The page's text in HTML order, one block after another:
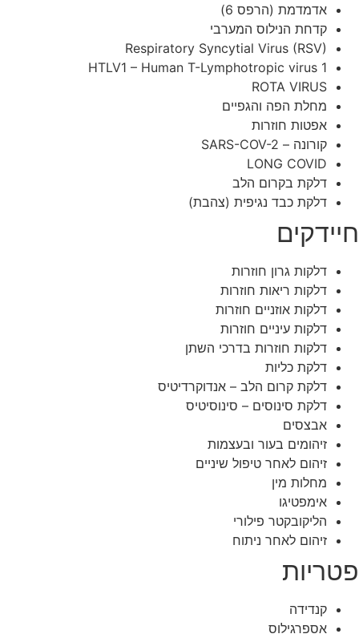
אדמדמת (הרפס 6)
קדחת הנילוס המערבי
Respiratory Syncytial Virus (RSV)
HTLV1 – Human T-Lymphotropic virus 1
ROTA VIRUS
מחלת הפה והגפיים
אפטות חוזרות
קורונה – SARS-COV-2
LONG COVID
דלקת בקרום הלב
דלקת כבד נגיפית (צהבת)
חיידקים
דלקות גרון חוזרות
דלקות ריאות חוזרות
דלקות אוזניים חוזרות
דלקות עיניים חוזרות
דלקות חוזרות בדרכי השתן
דלקת כליות
דלקת קרום הלב – אנדוקרדיטיס
דלקת סינוסים – סינוסיטיס
אבצסים
זיהומים בעור ובעצמות
זיהום לאחר טיפול שיניים
מחלות מין
אימפטיגו
הליקובקטר פילורי
זיהום לאחר ניתוח
פטריות
קנדידה
אספרגילוס